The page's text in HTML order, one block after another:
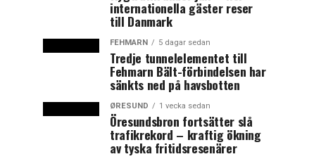
internationella gäster reser
till Danmark
FEHMARN 5 dagar sedan
Tredje tunnelelementet till
Fehmarn Bält-förbindelsen har
sänkts ned på havsbotten
ØRESUND 1 vecka sedan
Öresundsbron fortsätter slå
trafikrekord – kraftig ökning
av tyska fritidsresenärer